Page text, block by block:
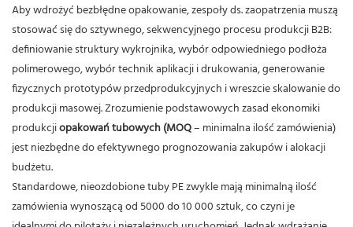
Aby wdrożyć bezbłędne opakowanie, zespoły ds. zaopatrzenia muszą
stosować się do sztywnego, sekwencyjnego procesu produkcji B2B:
definiowanie struktury wykrojnika, wybór odpowiedniego podłoża
polimerowego, wybór technik aplikacji i drukowania, generowanie
fizycznych prototypów przedprodukcyjnych i wreszcie skalowanie do
produkcji masowej.Zrozumienie podstawowych zasad ekonomiki
produkcjiopakowań tubowych (MOQ– minimalna ilość zamówienia)
jest niezbędne do efektywnego prognozowania zakupów i alokacji
budżetu.
Standardowe, nieozdobione tuby PE zwykle mają minimalną ilość
zamówienia wynoszącą od 5000 do 10 000 sztuk, co czyni je